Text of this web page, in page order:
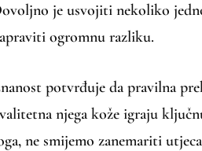
je usvojiti nekoliko
ogromnu razliku.
potvrđuje da pravilna
njega kože igraju
ne smijemo zanemariti